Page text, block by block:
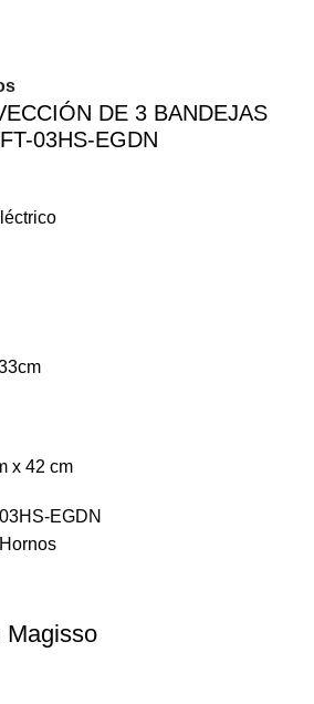
DE 3 BANDEJAS
03HS-EGDN
x 42 cm
EGDN
Hornos
Magisso